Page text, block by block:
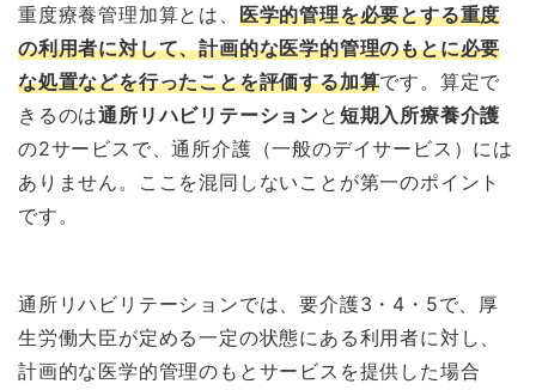
重度療養管理加算とは、 医学的管理を必要とする重度
の利用者に対して、計画的な医学的管理のもとに必要
な処置などを行ったことを評価する加算です。算定で
きるのは通所リハビリテーションと 短期入所療養介護
の2サービスで、通所介護（一般のデイサービス）には
ありません。ここを混同しないことが第一のポイント
です。
通所リハビリテーションでは、要介護3・4・5で、厚
生労働大臣が定める一定の状態にある利用者に対し、
計画的な医学的管理のもとサービスを提供した場合